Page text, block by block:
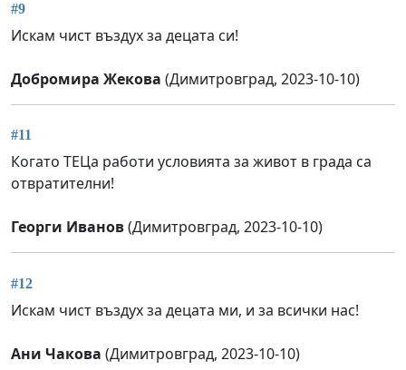
#9
Искам чист въздух за децата си!
Добромира Жекова (Димитровград, 2023-10-10)
#11
Когато ТЕЦа работи условията за живот в града са
отвратителни!
Георги Иванов(Димитровград, 2023-10-10)
#12
Искам чист въздух за децата ми, и за всички нас!
Ани Чакова (Димитровград, 2023-10-10)